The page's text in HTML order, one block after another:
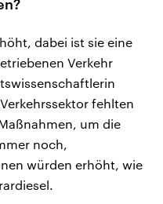
dabei ist sie eine
Verkehr
fehlten
um die
noch,
würden erhöht, wie